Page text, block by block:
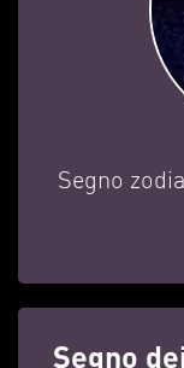
Segno
Segno